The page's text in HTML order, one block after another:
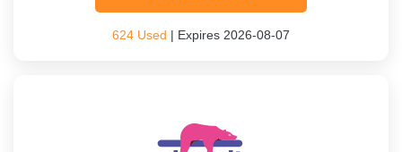
624 Used | Expires 2026-08-07